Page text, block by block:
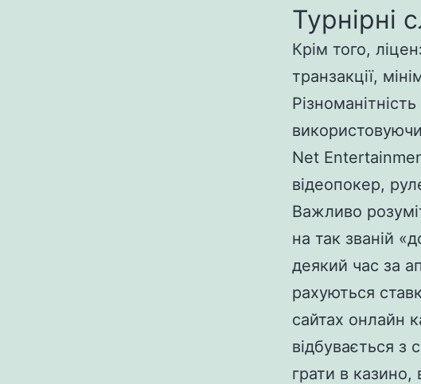
Турнірні
Крім того,
транзакції,
Net
відеопокер,
Важливо
на так званій
деякий час за
рахуються
сайтах онлайн
відбувається
грати в